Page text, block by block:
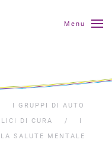
Menu
I GRUPPI DI AUTO
DI CURA
I
SALUTE MENTALE